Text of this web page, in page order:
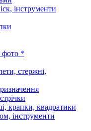
інструменти
фото *
стержні,
крапки, квадратики
інструменти